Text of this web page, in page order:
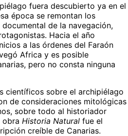
fuera descubierto ya en el
época se remontan los
de la navegación,
Hacia el año
a las órdenes del Faraón
Africa y es posible
pero no consta ninguna
científicos sobre el archipiélago
de consideraciones mitológicas
sobre todo al historiador
obra Historia Natural fue el
creíble de Canarias.